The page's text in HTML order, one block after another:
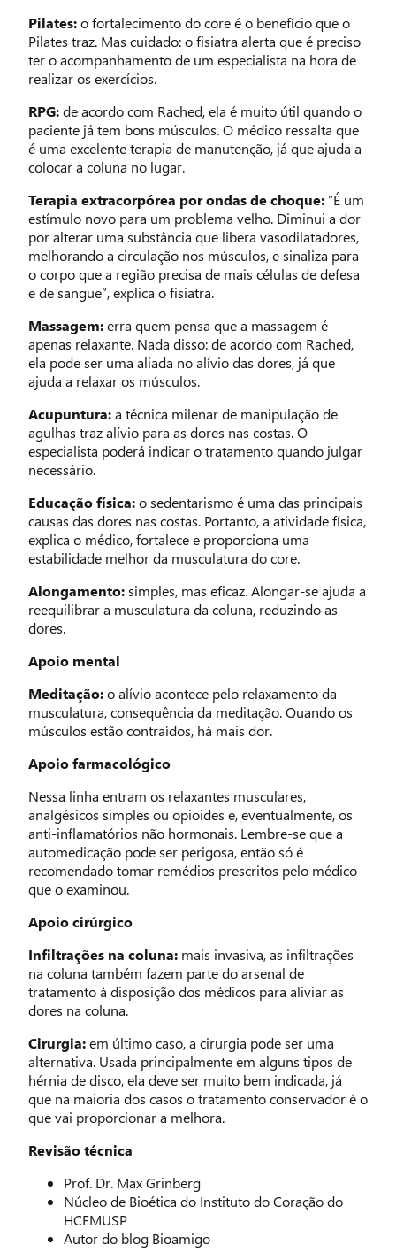
Pilates:o fortalecimento do core é o benefício que o
Pilates traz. Mas cuidado: o fisiatra alerta que é preciso
ter o acompanhamento de um especialista na hora de
realizar os exercícios.
RPG:de acordo com Rached, ela é muito útil quando o
paciente já tem bons músculos. O médico ressalta que
é uma excelente terapia de manutenção, já que ajuda a
colocar a coluna no lugar.
Terapia extracorpórea por ondas de choque: “É um
estímulo novo para um problema velho. Diminui a dor
por alterar uma substância que libera vasodilatadores,
melhorando a circulação nos músculos, e sinaliza para
o corpo que a região precisa de mais células de defesa
e de sangue”, explica o fisiatra.
Massagem:erra quem pensa que a massagem é
apenas relaxante. Nada disso: de acordo com Rached,
ela pode ser uma aliada no alívio das dores, já que
ajuda a relaxar os músculos.
Acupuntura:a técnica milenar de manipulação de
agulhas traz alívio para as dores nas costas. O
especialista poderá indicar o tratamento quando julgar
necessário.
Educação física:o sedentarismo é uma das principais
causas das dores nas costas. Portanto, a atividade física,
explica o médico, fortalece e proporciona uma
estabilidade melhor da musculatura do core.
Alongamento:simples, mas eficaz. Alongar-se ajuda a
reequilibrar a musculatura da coluna, reduzindo as
dores.
Apoio mental
Meditação:o alívio acontece pelo relaxamento da
musculatura, consequência da meditação. Quando os
músculos estão contraídos, há mais dor.
Apoio farmacológico
Nessa linha entram os relaxantes musculares,
analgésicos simples ou opioides e, eventualmente, os
anti-inflamatórios não hormonais. Lembre-se que a
automedicação pode ser perigosa, então só é
recomendado tomar remédios prescritos pelo médico
que o examinou.
Apoio cirúrgico
Infiltrações na coluna: mais invasiva, as infiltrações
na coluna também fazem parte do arsenal de
tratamento à disposição dos médicos para aliviar as
dores na coluna.
Cirurgia:em último caso, a cirurgia pode ser uma
alternativa. Usada principalmente em alguns tipos de
hérnia de disco, ela deve ser muito bem indicada, já
que na maioria dos casos o tratamento conservador é o
que vai proporcionar a melhora.
Revisão técnica
Prof. Dr. Max Grinberg
Núcleo de Bioética do Instituto do Coração do
HCFMUSP
Autor do blog Bioamigo